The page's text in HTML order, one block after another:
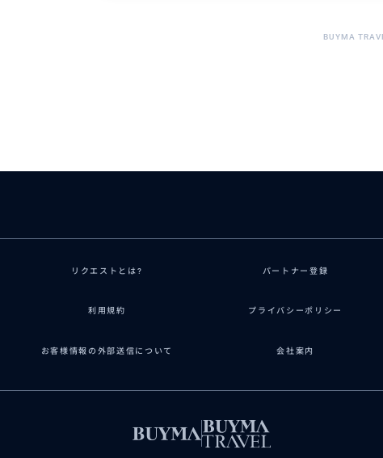
BUYMA
リクエストとは? パートナー登録
利用規約 プライバシーポリシー
お客様情報の外部送信について 会社案内